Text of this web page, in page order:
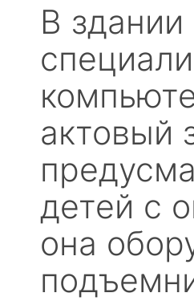
В
актовый
детей с
она